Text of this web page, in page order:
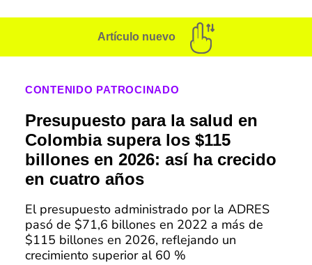
Artículo nuevo
CONTENIDO PATROCINADO
Presupuesto para la salud en
Colombia supera los $115
billones en 2026: así ha crecido
en cuatro años
El presupuesto administrado por la ADRES
pasó de $71,6 billones en 2022 a más de
$115 billones en 2026, reflejando un
crecimiento superior al 60 %